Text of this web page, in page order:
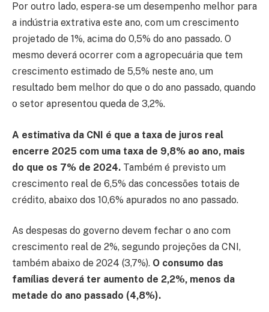
Por outro lado, espera-se um desempenho melhor para
a indústria extrativa este ano, com um crescimento
projetado de 1%, acima do 0,5% do ano passado. O
mesmo deverá ocorrer com a agropecuária que tem
crescimento estimado de 5,5% neste ano, um
resultado bem melhor do que o do ano passado, quando
o setor apresentou queda de 3,2%.
A estimativa da CNI é que a taxa de juros real
encerre 2025 com uma taxa de 9,8% ao ano, mais
do que os 7% de 2024. Também é previsto um
crescimento real de 6,5% das concessões totais de
crédito, abaixo dos 10,6% apurados no ano passado.
As despesas do governo devem fechar o ano com
crescimento real de 2%, segundo projeções da CNI,
também abaixo de 2024 (3,7%). O consumo das
famílias deverá ter aumento de 2,2%, menos da
metade do ano passado (4,8%).